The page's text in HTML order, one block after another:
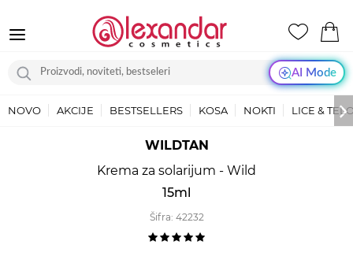
AI Mode
NOVO AKCIJE BESTSELLERS KOSA NOKTI LICE &
WILDTAN
Krema za solarijum - Wild
15ml
Šifra: 42232